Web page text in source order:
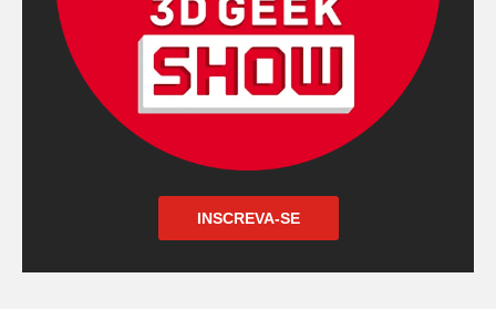
INSCREVA-SE